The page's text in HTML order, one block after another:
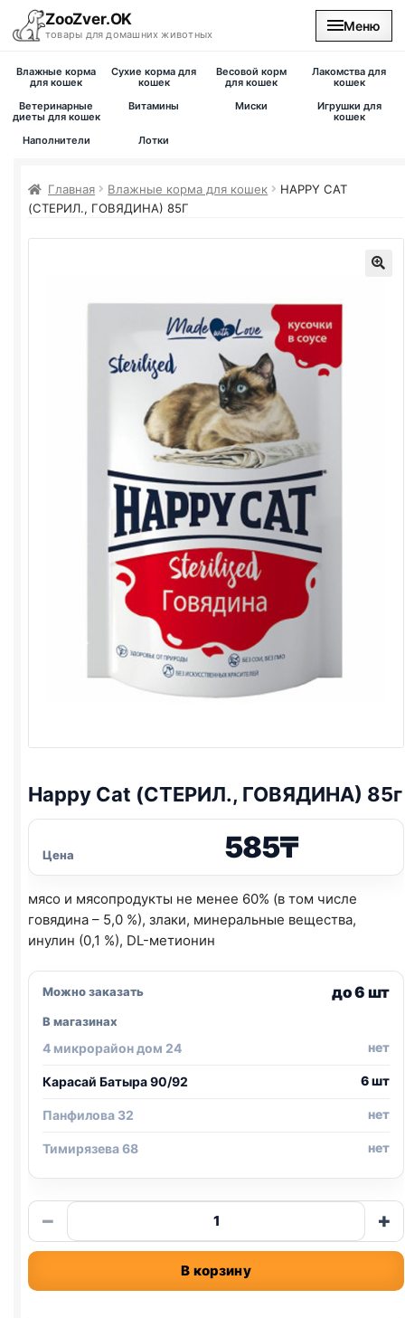
ZooZver.OK
товары для домашних животных
Меню
На главную
Влажные корма
для кошек
Сухие корма для
кошек
Весовой корм
для кошек
Лакомства для
кошек
Ветеринарные
диеты для кошек
Витамины Миски
Игрушки для
кошек
Наполнители
Лотки
Главная Влажные корма для кошек
HAPPY CAT
(СТЕРИЛ., ГОВЯДИНА) 85Г
Happy Cat (СТЕРИЛ., ГОВЯДИНА) 85г
Цена 585₸
мясо и мясопродукты не менее 60% (в том числе
говядина – 5,0 %), злаки, минеральные вещества,
инулин (0,1 %), DL-метионин
Можно заказать до 6 шт
В магазинах
4 микрорайон дом 24 нет
Карасай Батыра 90/92 6 шт
Панфилова 32 нет
Тимирязева 68 нет
−
Количество
товара
Happy
(СТЕРИЛ.,
+
В корзину